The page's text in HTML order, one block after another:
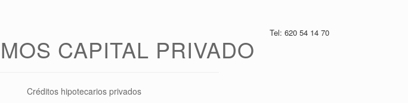
CAPITAL PRIVADO
Créditos hipotecarios privados
Tel: 620 54 14 70